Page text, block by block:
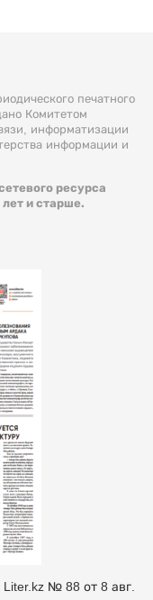
печатного
Комитетом
информатизации
информации и
ресурса
и старше.
№ 88 от 8 авг.